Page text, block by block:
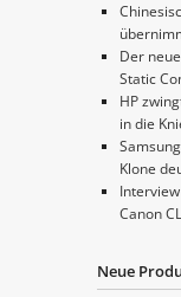
Der
Static
HP
in die
Klone
Canon
Neue